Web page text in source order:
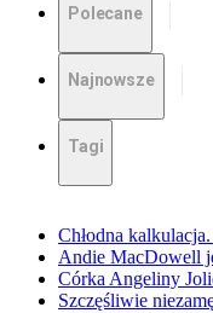
Polecane
Najnowsze
Tagi
Chłodna
Andie MacDowell
Córka Angeliny
Szczęśliwie